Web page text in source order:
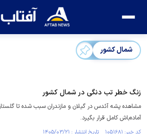
شمال کشور
زنگ خطر تب دنگی در شمال کشور
مشاهده پشه آئدس در گیلان و مازندران سبب شده تا
آماده‌باش کامل قرار بگیرد.
کد خبر: ۱۰۵۱۶۸۱ تاریخ انتشار : ۱۴۰۵/۰۳/۲۱